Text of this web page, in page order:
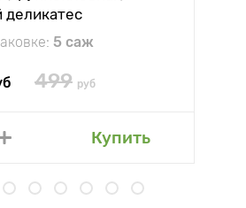
деликатес
5 саж
499 руб
Купить